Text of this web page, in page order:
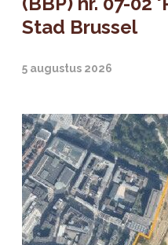
Stad Brussel
5 augustus 2026